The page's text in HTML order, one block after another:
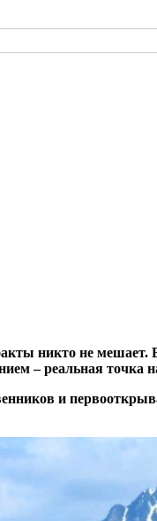
никто не
– реальная точка
и